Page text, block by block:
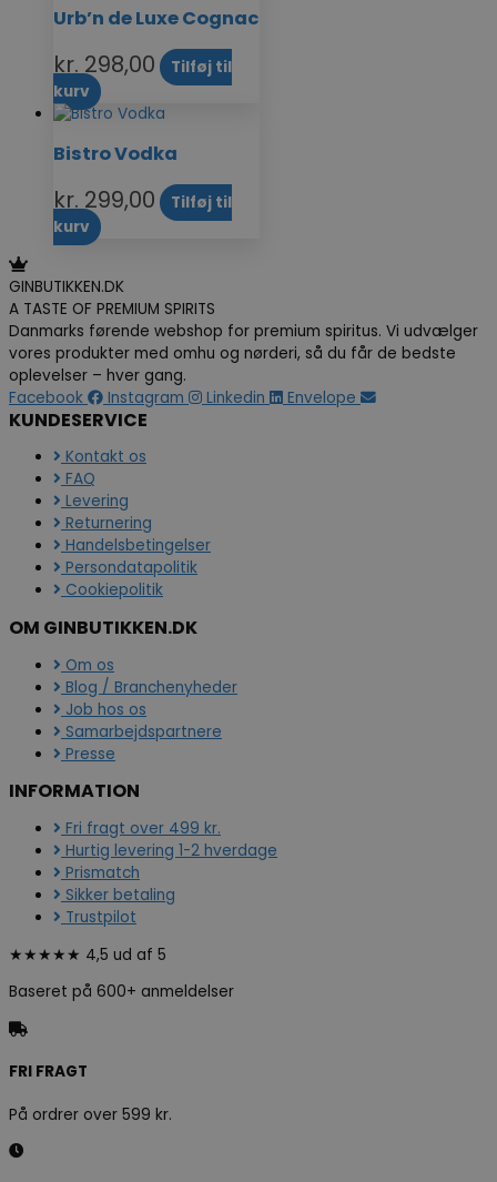
Urb’n de Luxe Cognac
kr. 298,00
Tilføj til
kurv
Bistro Vodka
kr. 299,00
Tilføj til
kurv
GINBUTIKKEN.DK
A TASTE OF PREMIUM SPIRITS
Danmarks førende webshop for premium spiritus. Vi udvælger
vores produkter med omhu og nørderi, så du får de bedste
oplevelser – hver gang.
Facebook
Instagram Linkedin Envelope
KUNDESERVICE
Kontakt os
FAQ
Levering
Returnering
Handelsbetingelser
Persondatapolitik
Cookiepolitik
OM GINBUTIKKEN.DK
Om os
Blog / Branchenyheder
Job hos os
Samarbejdspartnere
Presse
INFORMATION
Fri fragt over 499 kr.
Hurtig levering 1-2 hverdage
Prismatch
Sikker betaling
Trustpilot
★★★★★ 4,5 ud af 5
Baseret på 600+ anmeldelser
FRI FRAGT
På ordrer over 599 kr.